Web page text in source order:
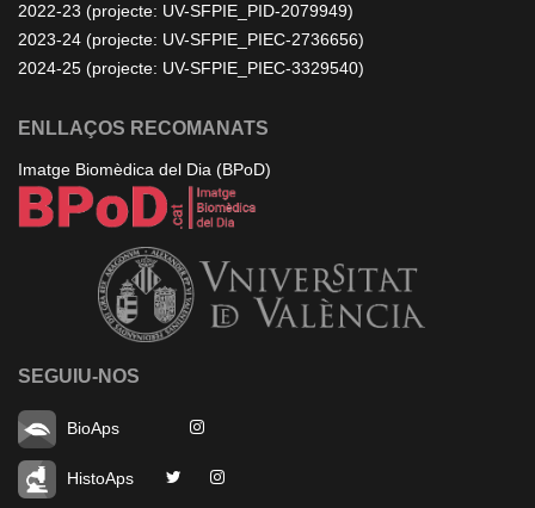
2022-23 (projecte: UV-SFPIE_PID-2079949)
2023-24 (projecte: UV-SFPIE_PIEC-2736656)
2024-25 (projecte: UV-SFPIE_PIEC-3329540)
ENLLAÇOS RECOMANATS
Imatge Biomèdica del Dia (BPoD)
SEGUIU-NOS
BioAps
HistoAps